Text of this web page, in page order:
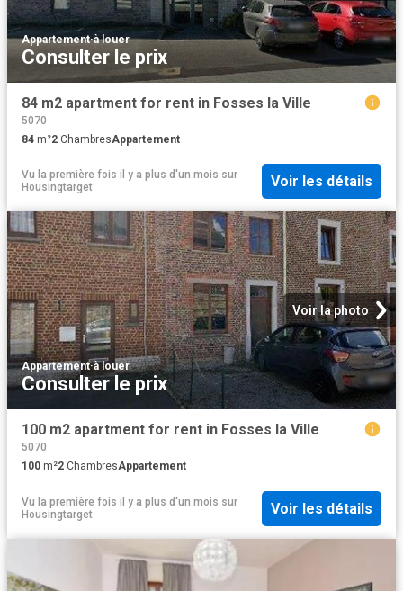
Appartement·à louer
Consulter le prix
84 m2 apartment for rent in Fosses la Ville
5070
84 m²2 ChambresAppartement
Vu la première fois il y a plus d'un mois sur
Housingtarget
Voir les détails
Voir la photo
Appartement·à louer
Consulter le prix
100 m2 apartment for rent in Fosses la Ville
5070
100 m²2 ChambresAppartement
Vu la première fois il y a plus d'un mois sur
Housingtarget
Voir les détails